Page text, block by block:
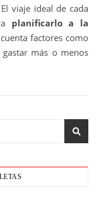
viaje ideal de cada
planificarlo a la
factores como
más o menos